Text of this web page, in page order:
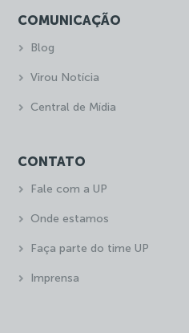
COMUNICAÇÃO
Blog
Virou Notícia
Central de Mídia
CONTATO
Fale com a UP
Onde estamos
Faça parte do time UP
Imprensa